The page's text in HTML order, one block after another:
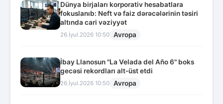
Dünya birjaları korporativ hesabatlara
fokuslanıb: Neft və faiz dərəcələrinin təsiri
altında cari vəziyyət
26.İyul.2026 10:50 Avropa
İbay Llanosun "La Velada del Año 6" boks
gecəsi rekordları alt-üst etdi
26.İyul.2026 10:50 Avropa